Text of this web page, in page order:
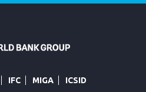
IFC MIGA ICSID